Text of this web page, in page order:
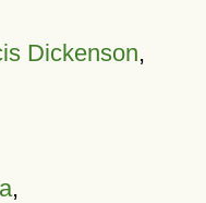
Dickenson,
,